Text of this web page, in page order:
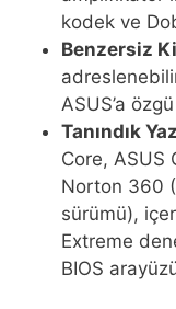
kodek ve
Benzersiz
ASUS’a
Tanındık
Core, ASUS
Norton 360
sürümü),
Extreme
BIOS